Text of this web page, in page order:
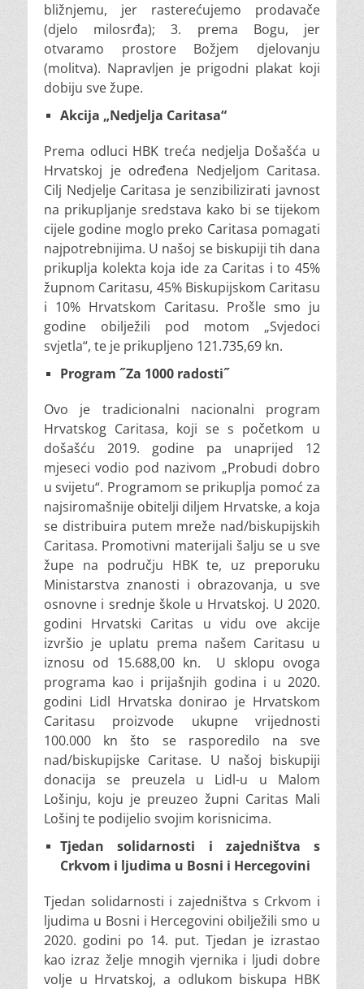
bližnjemu, jer rasterećujemo prodavače
(djelo milosrđa); 3. prema Bogu, jer
otvaramo prostore Božjem djelovanju
(molitva). Napravljen je prigodni plakat koji
dobiju sve župe.
Akcija „Nedjelja Caritasa“
Prema odluci HBK treća nedjelja Došašća u
Hrvatskoj je određena Nedjeljom Caritasa.
Cilj Nedjelje Caritasa je senzibilizirati javnost
na prikupljanje sredstava kako bi se tijekom
cijele godine moglo preko Caritasa pomagati
najpotrebnijima. U našoj se biskupiji tih dana
prikuplja kolekta koja ide za Caritas i to 45%
župnom Caritasu, 45% Biskupijskom Caritasu
i 10% Hrvatskom Caritasu. Prošle smo ju
godine obilježili pod motom „Svjedoci
svjetla“, te je prikupljeno 121.735,69 kn.
Program ˝Za 1000 radosti˝
Ovo je tradicionalni nacionalni program
Hrvatskog Caritasa, koji se s početkom u
došašću 2019. godine pa unaprijed 12
mjeseci vodio pod nazivom „Probudi dobro
u svijetu“. Programom se prikuplja pomoć za
najsiromašnije obitelji diljem Hrvatske, a koja
se distribuira putem mreže nad/biskupijskih
Caritasa. Promotivni materijali šalju se u sve
župe na području HBK te, uz preporuku
Ministarstva znanosti i obrazovanja, u sve
osnovne i srednje škole u Hrvatskoj. U 2020.
godini Hrvatski Caritas u vidu ove akcije
izvršio je uplatu prema našem Caritasu u
iznosu od 15.688,00 kn. U sklopu ovoga
programa kao i prijašnjih godina i u 2020.
godini Lidl Hrvatska donirao je Hrvatskom
Caritasu proizvode ukupne vrijednosti
100.000 kn što se rasporedilo na sve
nad/biskupijske Caritase. U našoj biskupiji
donacija se preuzela u Lidl-u u Malom
Lošinju, koju je preuzeo župni Caritas Mali
Lošinj te podijelio svojim korisnicima.
Tjedan solidarnosti i zajedništva s
Crkvom i ljudima u Bosni i Hercegovini
Tjedan solidarnosti i zajedništva s Crkvom i
ljudima u Bosni i Hercegovini obilježili smo u
2020. godini po 14. put. Tjedan je izrastao
kao izraz želje mnogih vjernika i ljudi dobre
volje u Hrvatskoj, a odlukom biskupa HBK